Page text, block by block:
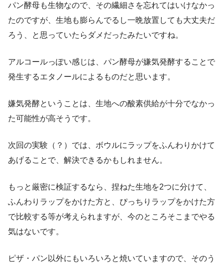
パン酵母も生物なので、その繊細さを忘れてはいけなかっ
たのですが、生地も膨らんでるし一晩放置しても大丈夫だ
ろう、と思っていたらダメだったみたいですね。
アルコールっぽい感じは、パン酵母が嫌気発酵することで
発生するエタノールによるものだと思います。
嫌気発酵ということは、生地への酸素供給が十分でなかっ
た可能性が高そうです。
次回の実験（？）では、ボウルにラップをふんわりかけて
あげることで、解決できるかもしれません。
もっと厳密に検証するなら、捏ねた生地を2つに分けて、
ふんわりラップをかけた方と、ぴっちりラップをかけた方
で比較する等が考えられますが、今のところそこまでやる
気はないです。
ピザ・パン以外にもいろいろと焼いていますので、そのう